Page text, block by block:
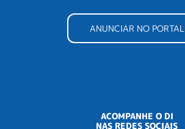
ANUNCIAR NO PORTAL
ACOMPANHE O DI
NAS REDES SOCIAIS